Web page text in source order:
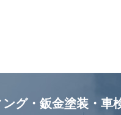
グ・鈑金塗装・車